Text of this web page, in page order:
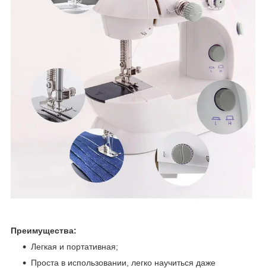
Преимущества:
Легкая и портативная;
Проста в использовании, легко научиться даже